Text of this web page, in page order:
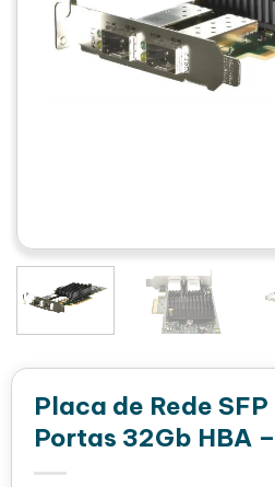
Placa de Rede
Portas 32Gb HBA